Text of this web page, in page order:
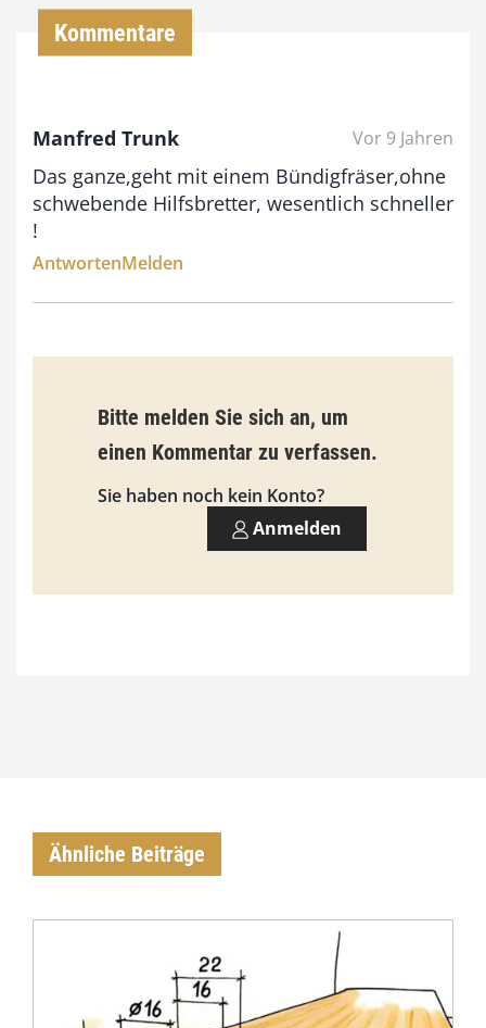
s
9
€
Kommentare
Manfred Trunk Vor 9 Jahren
Das ganze,geht mit einem Bündigfräser,ohne
schwebende Hilfsbretter, wesentlich schneller
!
AntwortenMelden
Bitte melden Sie sich an, um
einen Kommentar zu verfassen.
Sie haben noch kein Konto?
Anmelden
Ähnliche Beiträge